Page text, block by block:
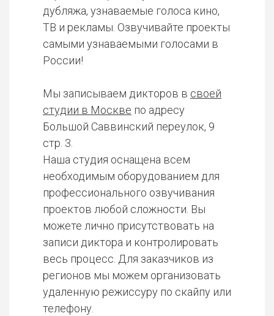
дубляжа, узнаваемые голоса кино,
ТВ и рекламы. Озвучивайте проекты
самыми узнаваемыми голосами в
России!
Мы записываем дикторов в своей
студии в Москве по адресу
Большой Саввинский переулок, 9
стр. 3.
Наша студия оснащена всем
необходимым оборудованием для
профессионального озвучивания
проектов любой сложности. Вы
можете лично присутствовать на
записи диктора и контролировать
весь процесс. Для заказчиков из
регионов мы можем организовать
удаленную режиссуру по скайпу или
телефону.